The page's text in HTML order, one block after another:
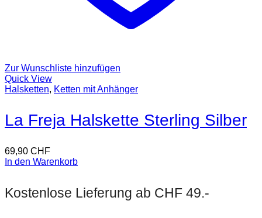
Zur Wunschliste hinzufügen
Quick View
Halsketten, Ketten mit Anhänger
La Freja Halskette Sterling Silber
69,90 CHF
In den Warenkorb
Kostenlose Lieferung ab CHF 49.-